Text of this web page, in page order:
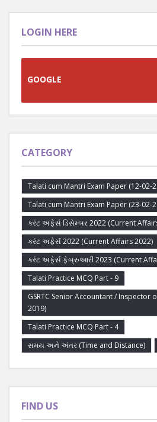
LOGIN HERE
GOOGLE
CATEGORY
Talati cum Mantri Exam Paper (12-02-
Talati cum Mantri Exam Paper (23-02-
કરંટ અફેર્સ ડિસેમ્બર 2022 (Current
કરંટ અફેર્સ 2022 (Current Affairs 2022)
કરંટ અફેર્સ ફેબ્રુઆરી 2023 (Current
Talati Practice MCQ Part - 9
GSRTC Senior Accountant / Inspector
2019)
Talati Practice MCQ Part - 4
સમય અને અંતર (Time and Distance)
FIND US